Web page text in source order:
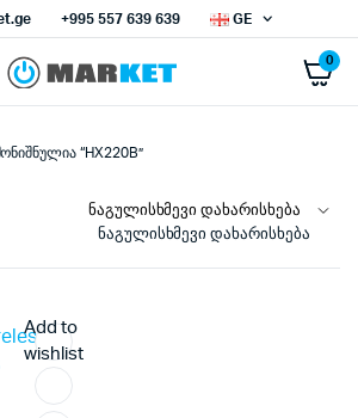
+995 557 639 639 GE
0
“HX220B”
ნაგულისხმევი დახარისხება
Add to
wishlist